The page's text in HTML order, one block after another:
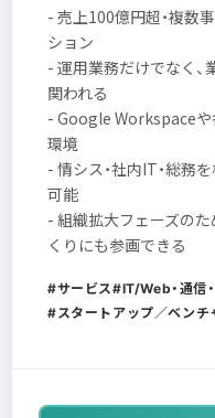
- 売上100億円超・複数
ション
- 運用業務だけでなく、
関われる
- Google Workspaceや
環境
- 情シス・社内IT・総務
可能
- 組織拡大フェーズの
くりにも参画できる
サービス IT/Web・通信
スタートアップ／ベンチ